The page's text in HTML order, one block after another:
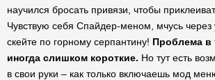
научился бросать привязи, чтобы
Чувствую себя Спайдер-меном, мчусь через
скейте по горному серпантину! Проблема в
иногда слишком короткие. Но тут есть
в свои руки – как только включаешь мод